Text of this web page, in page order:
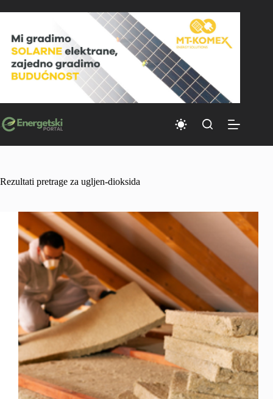
to
Rezultati pretrage za ugljen-dioksida